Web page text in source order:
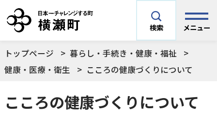
検索 メニュー
サイト内検索
メニューを閉じる
安全安心情報
できごとや場面から探す
トップページ
暮らし・手続き・健康・福祉
健康・医療・衛生
こころの健康づくりについて
こころの健康づくりについて